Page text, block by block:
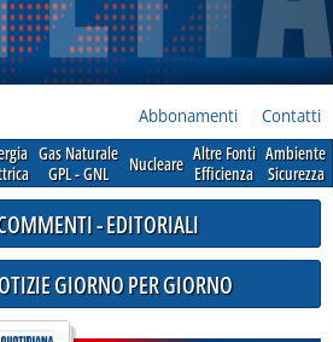
Abbonamenti Contatti
Gas Naturale
GPL - GNL
Nucleare Altre Fonti
Efficienza
Ambiente
Sicurezza
- EDITORIALI
GIORNO PER GIORNO